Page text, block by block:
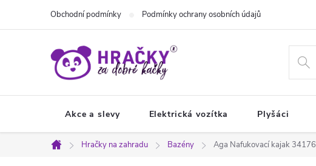
Obchodní podmínky Podmínky ochrany osobních údajů
Akce a slevy Elektrická vozítka Plyšáci
Domů
Hračky na zahradu Bazény Aga Nafukovací kajak 34176